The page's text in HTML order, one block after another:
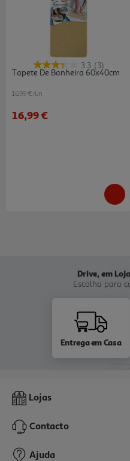
3.3 (3)
Tapete De Banheira 60x40cm
16.99 €/un
16,99 €
Drive, em
Escolha para
Entrega em Casa
Lojas
Contacto
Ajuda